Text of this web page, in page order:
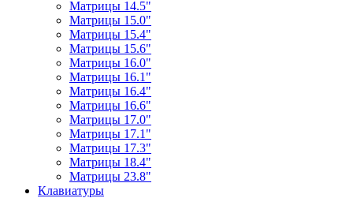
Матрицы 14.5"
Матрицы 15.0"
Матрицы 15.4"
Матрицы 15.6"
Матрицы 16.0"
Матрицы 16.1"
Матрицы 16.4"
Матрицы 16.6"
Матрицы 17.0"
Матрицы 17.1"
Матрицы 17.3"
Матрицы 18.4"
Матрицы 23.8"
Клавиатуры